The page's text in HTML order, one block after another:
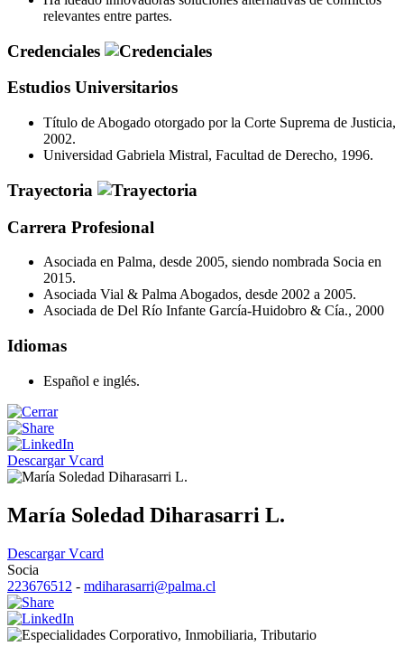
relevantes entre partes.
Credenciales
Estudios Universitarios
Título de Abogado otorgado por la Corte Suprema de Justicia,
2002.
Universidad Gabriela Mistral, Facultad de Derecho, 1996.
Trayectoria
Carrera Profesional
Asociada en Palma, desde 2005, siendo nombrada Socia en
2015.
Asociada Vial & Palma Abogados, desde 2002 a 2005.
Asociada de Del Río Infante García-Huidobro & Cía., 2000
Idiomas
Español e inglés.
Descargar Vcard
María Soledad Diharasarri L.
Descargar Vcard
Socia
223676512 - mdiharasarri@palma.cl
Corporativo, Inmobiliaria, Tributario